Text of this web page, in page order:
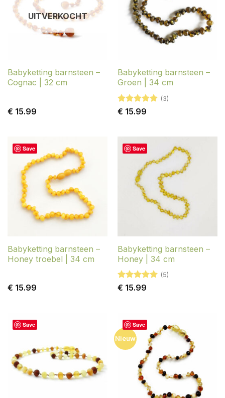
UITVERKOCHT
Babyketting barnsteen –
Cognac | 32 cm
€ 15.99
Babyketting barnsteen –
Groen | 34 cm
Gewaardeerd
(3)
€ 15.99
Save
Babyketting barnsteen –
Honey troebel | 34 cm
€ 15.99
Save
Babyketting barnsteen –
Honey | 34 cm
Gewaardeerd
(5)
€ 15.99
Save
Save
Nieuw